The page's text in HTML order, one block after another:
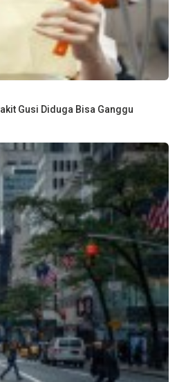
Gusi Diduga Bisa Ganggu